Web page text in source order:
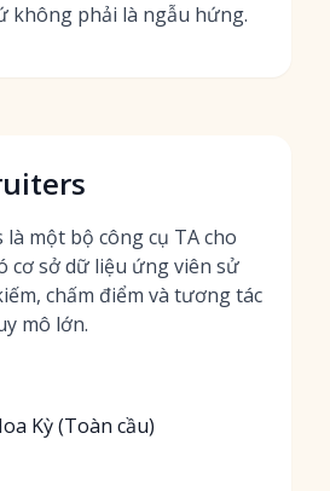
không phải là ngẫu hứng.
một bộ công cụ TA cho
cơ sở dữ liệu ứng viên sử
chấm điểm và tương tác
mô lớn.
Kỳ (Toàn cầu)